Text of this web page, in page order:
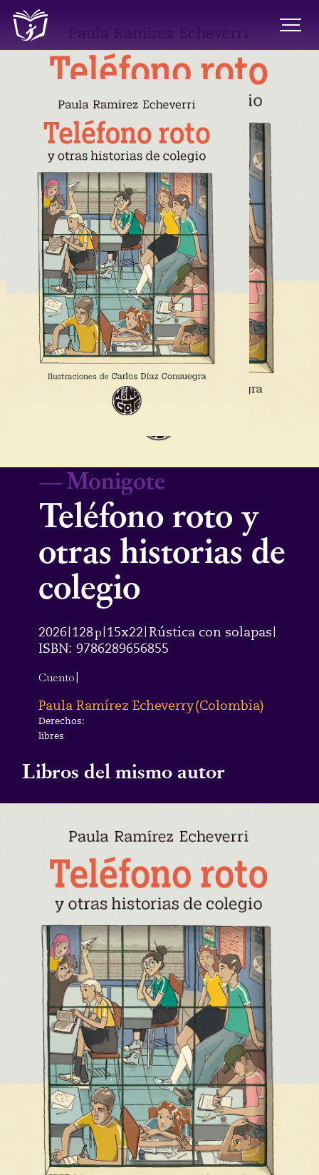
—Monigote
Teléfono roto y
otras historias de
colegio
2026 128p 15x22 Rústica con solapas
ISBN: 9786289656855
Cuento
Paula Ramírez Echeverry(Colombia)
Derechos:
libres
Libros del mismo autor